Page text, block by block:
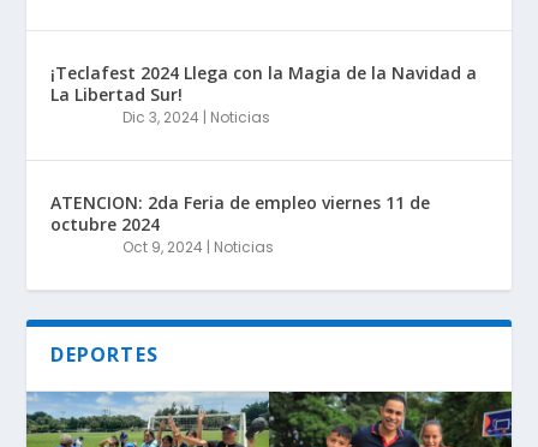
¡Teclafest 2024 Llega con la Magia de la Navidad a
La Libertad Sur!
Dic 3, 2024 Noticias
ATENCION: 2da Feria de empleo viernes 11 de
octubre 2024
Oct 9, 2024 Noticias
DEPORTES